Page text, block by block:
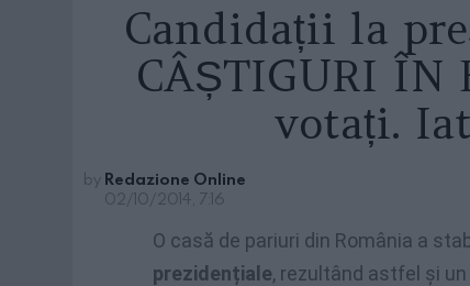
Candidații la
CÂȘTIGURI
votați.
by Redazione Online
02/10/2014, 7:16
O casă de pariuri din România a
prezidențiale, rezultând astfel și un